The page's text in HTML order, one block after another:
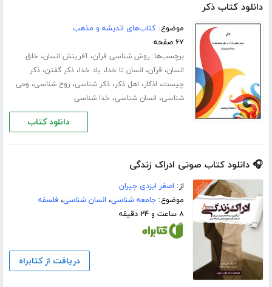
دانلود کتاب ذکر
موضوع:کتاب‌های اندیشه و مذهب
۶۷ صفحه
برچسب‌ها:روش شناسی قرآن،آفرینش انسان، خلق
انسان، قرآن، انسان تا خدا، یاد خدا،ذکر گفتن،ذکر
چیست، اذکار، اهل ذکر،ذکر شناسی،روح شناسی، وحی
شناسی، انسان شناسی، خدا شناسی
دانلود کتاب
🎧 دانلود کتاب صوتی ادراک زندگی
از: اصغر ایزدی جیران
موضوع:جامعه شناسی، انسان شناسی،فلسفه
۸ ساعت و ۲۴ دقیقه
دریافت از کتابراه